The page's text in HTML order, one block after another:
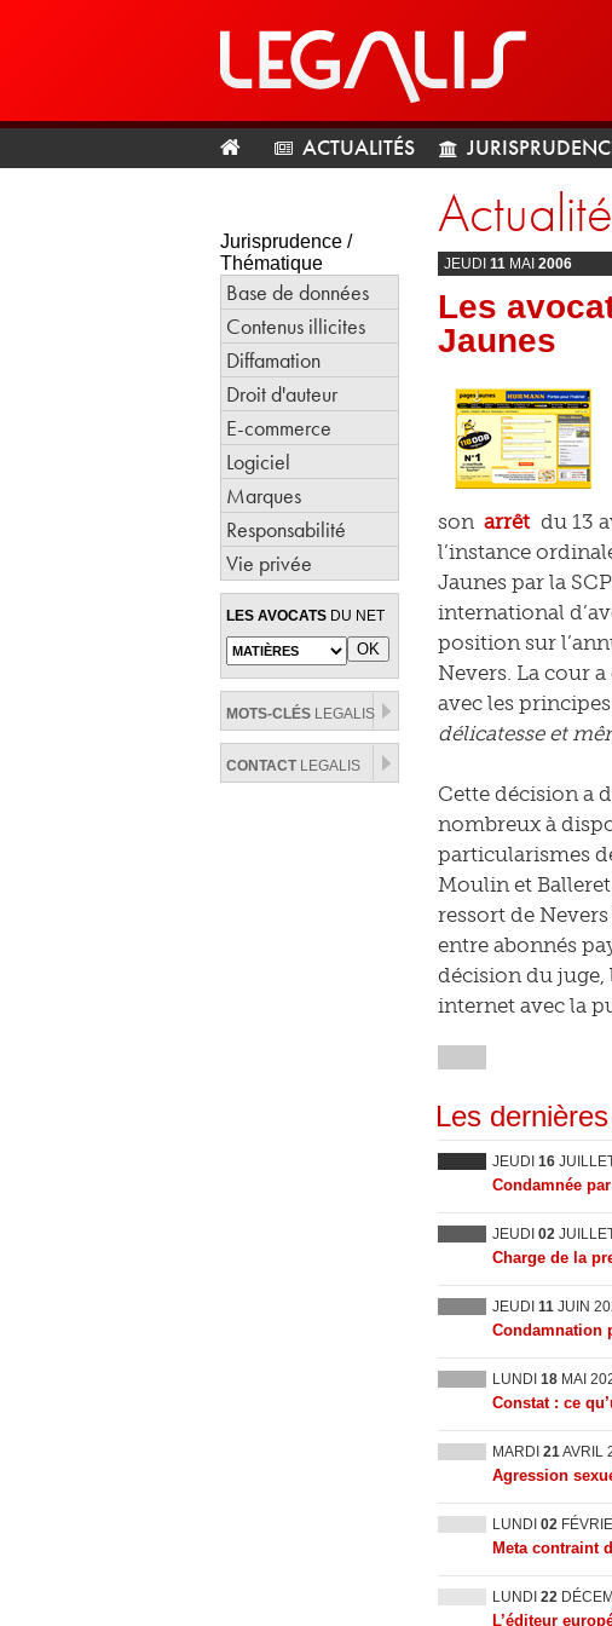
ACTUALITÉS
Jurisprudence /
Thématique
Base de données
Contenus illicites
Diffamation
Droit d'auteur
E-commerce
Logiciel
Marques
Responsabilité
Vie privée
LES AVOCATS DU NET
MOTS-CLÉS LEGALIS
CONTACTLEGALIS
JEUDI 11 MAI 2006
Les
Jaunes
son arrêt du 13
l’instance
Jaunes par la
international
position sur
Nevers. La cour
avec les
délicatesse et
Cette décision a
nombreux à
particularismes
Moulin et
ressort de
entre abonnés
décision du juge,
internet avec la
Les
JEUDI 16
Condamnée
JEUDI 02
Charge de la
JEUDI 11 JUIN
Condamnation
LUNDI 18 MAI
Constat : ce
MARDI 21AVRIL
Agression
LUNDI 02
Meta contraint
LUNDI 22
L’éditeur